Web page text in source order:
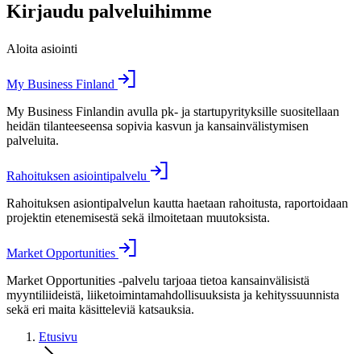
Kirjaudu palveluihimme
Aloita asiointi
My Business Finland
My Business Finlandin avulla pk- ja startupyrityksille suositellaan
heidän tilanteeseensa sopivia kasvun ja kansainvälistymisen
palveluita.
Rahoituksen asiointipalvelu
Rahoituksen asiontipalvelun kautta haetaan rahoitusta, raportoidaan
projektin etenemisestä sekä ilmoitetaan muutoksista.
Market Opportunities
Market Opportunities -palvelu tarjoaa tietoa kansainvälisistä
myyntiliideistä, liiketoimintamahdollisuuksista ja kehityssuunnista
sekä eri maita käsitteleviä katsauksia.
Etusivu